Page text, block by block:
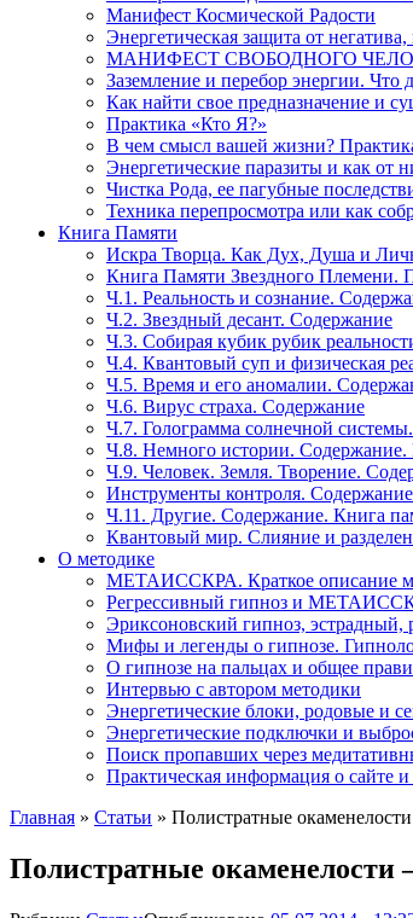
Манифест Космической Радости
Энергетическая защита от
МАНИФЕСТ СВОБОДНОГО
Заземление и перебор энергии. Что
Как найти свое предназначение и
Практика «Кто Я?»
В чем смысл вашей жизни?
Энергетические паразиты и как от
Чистка Рода, ее пагубные
Техника перепросмотра или как
Книга Памяти
Искра Творца. Как Дух, Душа и
Книга Памяти Звездного Племени.
Ч.1. Реальность и сознание.
Ч.2. Звездный десант. Содержание
Ч.3. Собирая кубик рубик
Ч.4. Квантовый суп и физическая
Ч.5. Время и его аномалии.
Ч.6. Вирус страха. Содержание
Ч.7. Голограмма солнечной
Ч.8. Немного истории. Содержание.
Ч.9. Человек. Земля. Творение.
Инструменты контроля.
Ч.11. Другие. Содержание. Книга
Квантовый мир. Слияние и
О методике
МЕТАИССКРА. Краткое описание
Регрессивный гипноз и
Эриксоновский гипноз,
Мифы и легенды о гипнозе.
О гипнозе на пальцах и общее
Интервью с автором методики
Энергетические блоки, родовые и
Энергетические подключки и
Поиск пропавших через
Практическая информация о
Главная » Статьи » Полистратные
Полистратные окаменелости